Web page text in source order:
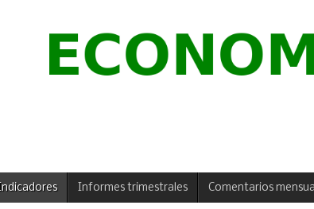
Informes trimestrales Comentarios